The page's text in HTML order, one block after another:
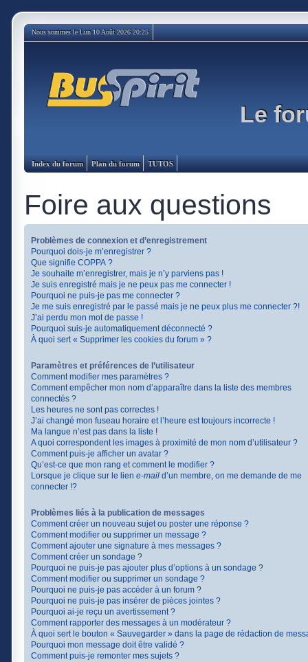
Nous sommes le Lun 10 Août 2026 20:25
Le
Index du forum Plan du forum TUTOS
Foire aux questions
Problèmes de connexion et d’enregistrement
Pourquoi dois-je m’enregistrer ?
Que signifie COPPA ?
Je souhaite m’enregistrer, mais je n’y parviens pas !
Je suis enregistré mais je ne peux pas me connecter !
Pourquoi ne puis-je pas me connecter ?
Je me suis enregistré par le passé mais je ne peux plus me connecter ?!
J’ai perdu mon mot de passe !
Pourquoi suis-je automatiquement déconnecté ?
À quoi sert « Supprimer les cookies du forum » ?
Paramètres et préférences de l’utilisateur
Comment modifier mes paramètres ?
Comment empêcher mon nom d’apparaître dans la liste des membres
connectés ?
Les heures ne sont pas correctes !
J’ai changé mon fuseau horaire et l’heure est toujours incorrecte !
Ma langue n’est pas dans la liste !
A quoi correspondent les images à proximité de mon nom d’utilisateur ?
Comment puis-je afficher un avatar ?
Qu’est-ce que mon rang et comment le modifier ?
Lorsque je clique sur le lien e-mail d’un membre, on me demande de me
connecter !?
Problèmes liés à la publication de messages
Comment créer un nouveau sujet ou poster une réponse ?
Comment modifier ou supprimer un message ?
Comment ajouter une signature à mes messages ?
Comment créer un sondage ?
Pourquoi ne puis-je pas ajouter plus d’options à un sondage ?
Comment modifier ou supprimer un sondage ?
Pourquoi ne puis-je pas accéder à un forum ?
Pourquoi ne puis-je pas insérer de pièces jointes ?
Pourquoi ai-je reçu un avertissement ?
Comment rapporter des messages à un modérateur ?
À quoi sert le bouton « Sauvegarder » dans la page de rédaction de
Pourquoi mon message doit être validé ?
Comment puis-je remonter mes sujets ?